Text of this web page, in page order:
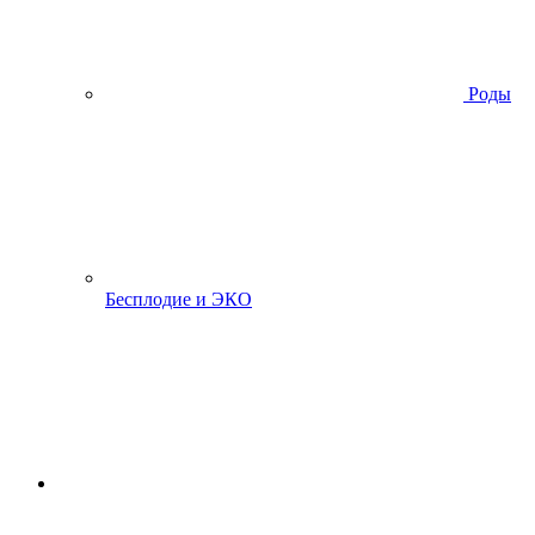
Роды
Бесплодие и ЭКО